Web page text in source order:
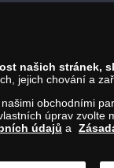
našich stránek,
jejich chování a
obchodními
úprav zvolte
údajů a